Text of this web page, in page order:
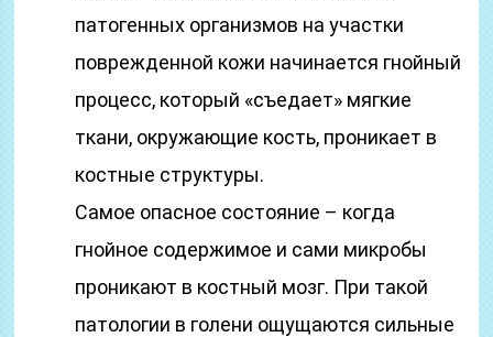
патогенных организмов на участки
поврежденной кожи начинается гнойный
процесс, который «съедает» мягкие
ткани, окружающие кость, проникает в
костные структуры.
Самое опасное состояние – когда
гнойное содержимое и сами микробы
проникают в костный мозг. При такой
патологии в голени ощущаются сильные